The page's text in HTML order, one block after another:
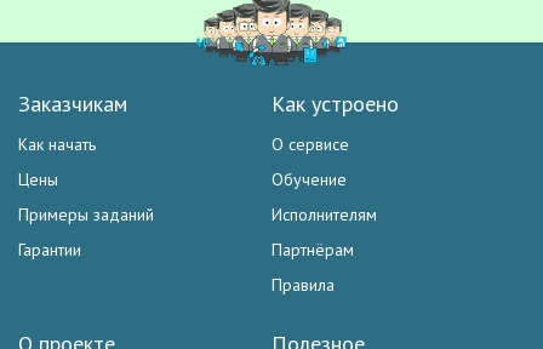
Заказчикам
Как начать
Цены
Примеры заданий
Гарантии
Как устроено
О сервисе
Обучение
Исполнителям
Партнёрам
Правила